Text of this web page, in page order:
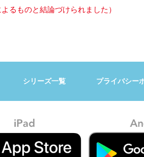
るものと結論づけられました）
シリーズ一覧 プライバシー